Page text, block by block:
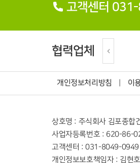
고객센터
협력업체
개인정보처리방침 이
상호명 : 주식회사 김포종합
사업자등록번호 : 620-86-
고객센터 : 031-8049-
개인정보보호책임자 : 김현호